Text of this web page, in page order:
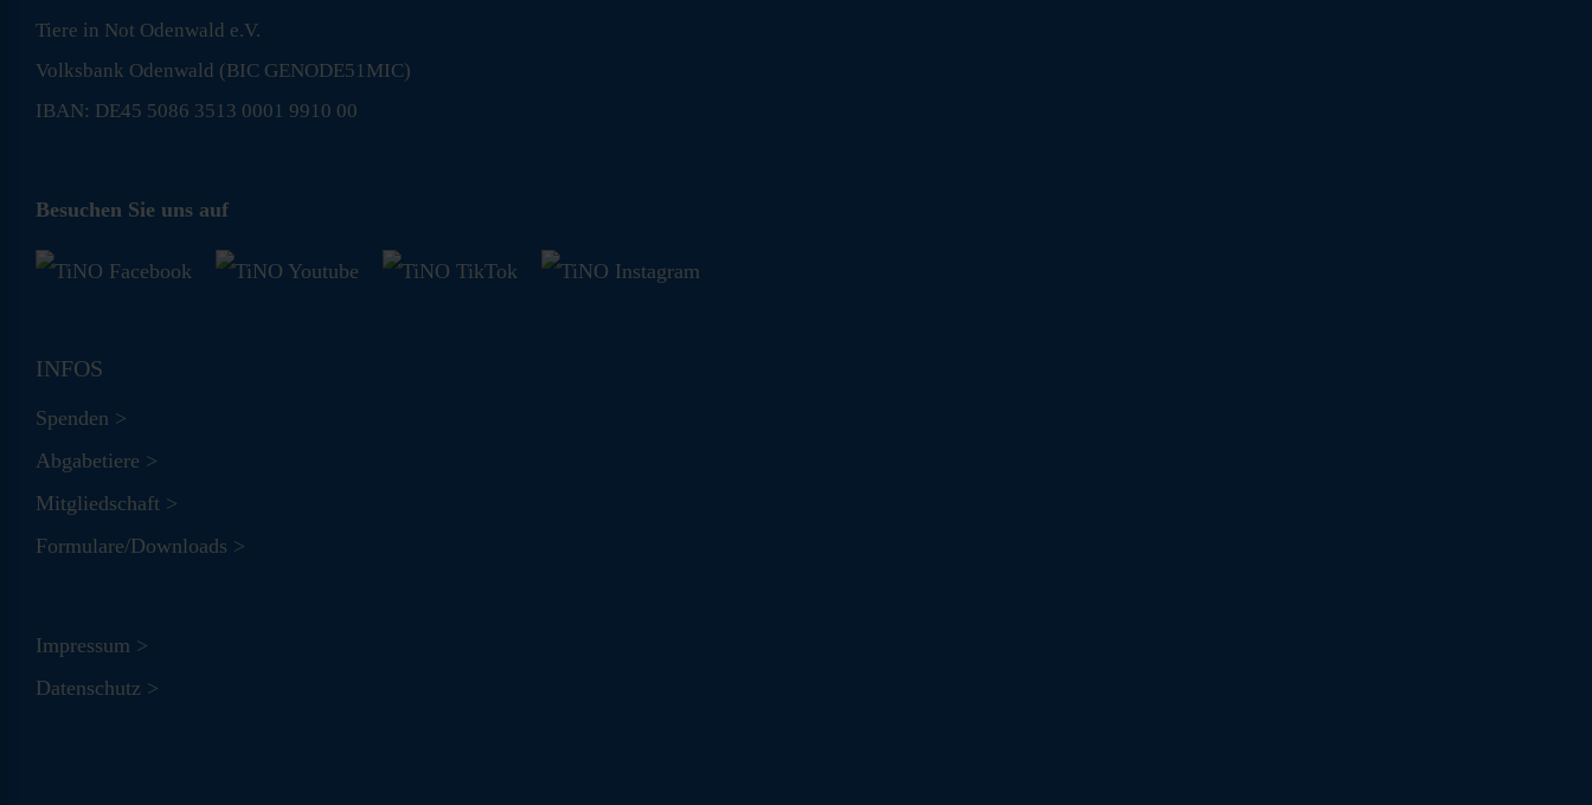
Tiere in Not Odenwald e.V.
Volksbank Odenwald (BIC GENODE51MIC)
IBAN: DE45 5086 3513 0001 9910 00
Besuchen Sie uns auf
INFOS
Spenden >
Abgabetiere >
Mitgliedschaft >
Formulare/Downloads >
Impressum >
Datenschutz >